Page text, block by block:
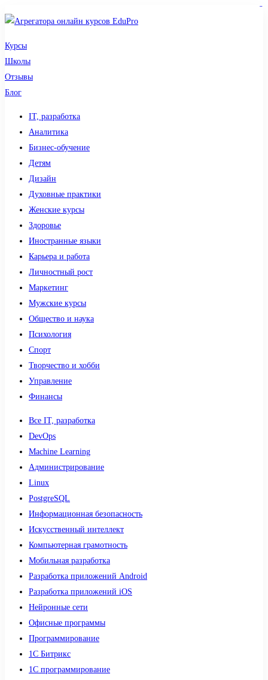
Курсы
Школы
Отзывы
Блог
IT, разработка
Аналитика
Бизнес-обучение
Детям
Дизайн
Духовные практики
Женские курсы
Здоровье
Иностранные языки
Карьера и работа
Личностный рост
Маркетинг
Мужские курсы
Общество и наука
Психология
Спорт
Творчество и хобби
Управление
Финансы
Все IT, разработка
DevOps
Machine Learning
Администрирование
Linux
PostgreSQL
Информационная безопасность
Искусственный интеллект
Компьютерная грамотность
Мобильная разработка
Разработка приложений Android
Разработка приложений iOS
Нейронные сети
Офисные программы
Программирование
1С Битрикс
1С программирование